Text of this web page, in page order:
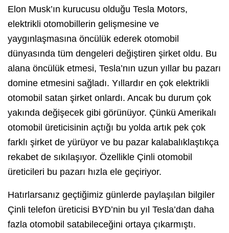
Elon Musk’ın kurucusu olduğu Tesla Motors,
elektrikli otomobillerin gelişmesine ve
yaygınlaşmasına öncülük ederek otomobil
dünyasında tüm dengeleri değiştiren şirket oldu. Bu
alana öncülük etmesi, Tesla’nın uzun yıllar bu pazarı
domine etmesini sağladı. Yıllardır en çok elektrikli
otomobil satan şirket onlardı. Ancak bu durum çok
yakında değişecek gibi görünüyor. Çünkü Amerikalı
otomobil üreticisinin açtığı bu yolda artık pek çok
farklı şirket de yürüyor ve bu pazar kalabalıklaştıkça
rekabet de sıkılaşıyor. Özellikle Çinli otomobil
üreticileri bu pazarı hızla ele geçiriyor.
Hatırlarsanız geçtiğimiz günlerde paylaşılan bilgiler
Çinli telefon üreticisi BYD’nin bu yıl Tesla’dan daha
fazla otomobil satabileceğini ortaya çıkarmıştı.